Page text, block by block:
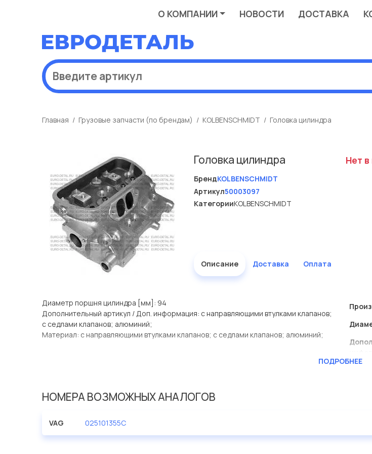
О КОМПАНИИ НОВОСТИ ДОСТАВКА
Главная Грузовые запчасти (по брендам) KOLBENSCHMIDT Головка цилиндра
Головка цилиндра
БрендKOLBENSCHMIDT
Артикул50003097
КатегорииKOLBENSCHMIDT
Нет в
Описание Доставка Оплата
Диаметр поршня цилиндра [мм]: 94
Дополнительный артикул / Доп. информация: с направляющими втулками клапанов;
с седлами клапанов; алюминий;
Материал: с направляющими втулками клапанов; с седлами клапанов; алюминий;
ПОДРОБНЕЕ
НОМЕРА ВОЗМОЖНЫХ АНАЛОГОВ
VAG 025101355C